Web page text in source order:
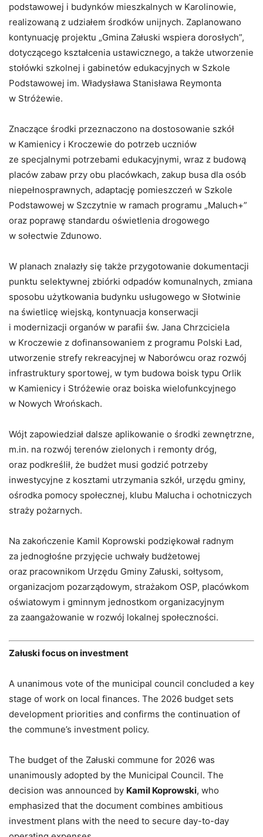
podstawowej i budynków mieszkalnych w Karolinowie,
realizowaną z udziałem środków unijnych. Zaplanowano
kontynuację projektu „Gmina Załuski wspiera dorosłych”,
dotyczącego kształcenia ustawicznego, a także utworzenie
stołówki szkolnej i gabinetów edukacyjnych w Szkole
Podstawowej im. Władysława Stanisława Reymonta
w Stróżewie.
Znaczące środki przeznaczono na dostosowanie szkół
w Kamienicy i Kroczewie do potrzeb uczniów
ze specjalnymi potrzebami edukacyjnymi, wraz z budową
placów zabaw przy obu placówkach, zakup busa dla osób
niepełnosprawnych, adaptację pomieszczeń w Szkole
Podstawowej w Szczytnie w ramach programu „Maluch+”
oraz poprawę standardu oświetlenia drogowego
w sołectwie Zdunowo.
W planach znalazły się także przygotowanie dokumentacji
punktu selektywnej zbiórki odpadów komunalnych, zmiana
sposobu użytkowania budynku usługowego w Słotwinie
na świetlicę wiejską, kontynuacja konserwacji
i modernizacji organów w parafii św. Jana Chrzciciela
w Kroczewie z dofinansowaniem z programu Polski Ład,
utworzenie strefy rekreacyjnej w Naborówcu oraz rozwój
infrastruktury sportowej, w tym budowa boisk typu Orlik
w Kamienicy i Stróżewie oraz boiska wielofunkcyjnego
w Nowych Wrońskach.
Wójt zapowiedział dalsze aplikowanie o środki zewnętrzne,
m.in. na rozwój terenów zielonych i remonty dróg,
oraz podkreślił, że budżet musi godzić potrzeby
inwestycyjne z kosztami utrzymania szkół, urzędu gminy,
ośrodka pomocy społecznej, klubu Malucha i ochotniczych
straży pożarnych.
Na zakończenie Kamil Koprowski podziękował radnym
za jednogłośne przyjęcie uchwały budżetowej
oraz pracownikom Urzędu Gminy Załuski, sołtysom,
organizacjom pozarządowym, strażakom OSP, placówkom
oświatowym i gminnym jednostkom organizacyjnym
za zaangażowanie w rozwój lokalnej społeczności.
Załuski focus on investment
A unanimous vote of the municipal council concluded a key
stage of work on local finances. The 2026 budget sets
development priorities and confirms the continuation of
the commune’s investment policy.
The budget of the Załuski commune for 2026 was
unanimously adopted by the Municipal Council. The
decision was announced by Kamil Koprowski, who
emphasized that the document combines ambitious
investment plans with the need to secure day-to-day